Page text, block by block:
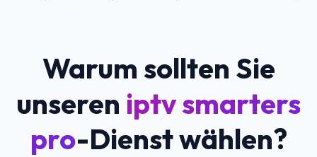
Warum sollten Sie
unseren iptv smarters
pro-Dienst wählen?